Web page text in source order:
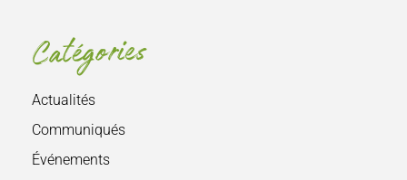
Catégories
Actualités
Communiqués
Événements